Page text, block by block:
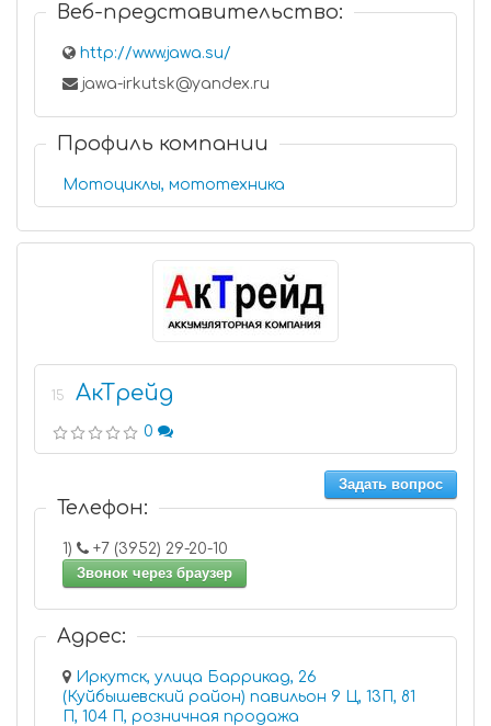
Веб-представительство:
http://www.jawa.su/
jawa-irkutsk@yandex.ru
Профиль компании
Мотоциклы, мототехника
15 АкТрейд
0
Задать вопрос
Телефон:
1)
+7 (3952) 29-20-10
Звонок через браузер
Адрес:
Иркутск, улица Баррикад, 26
(Куйбышевский район) павильон 9 Ц, 13П, 81
П, 104 П, розничная продажа